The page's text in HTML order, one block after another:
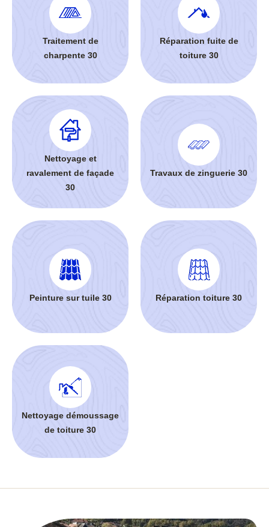
Traitement de
charpente 30
Réparation fuite de
toiture 30
Nettoyage et
ravalement de façade
30
Travaux de zinguerie 30
Peinture sur tuile 30 Réparation toiture 30
Nettoyage démoussage
de toiture 30